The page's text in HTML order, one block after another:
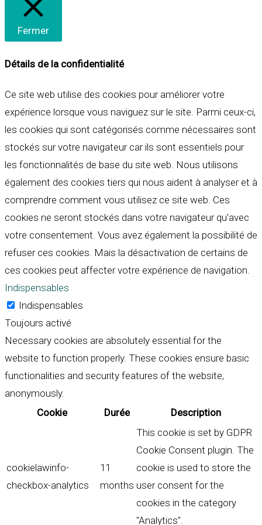
Fermer
Détails de la confidentialité
Ce site web utilise des cookies pour améliorer votre
expérience lorsque vous naviguez sur le site. Parmi ceux-ci,
les cookies qui sont catégorisés comme nécessaires sont
stockés sur votre navigateur car ils sont essentiels pour
les fonctionnalités de base du site web. Nous utilisons
également des cookies tiers qui nous aident à analyser et à
comprendre comment vous utilisez ce site web. Ces
cookies ne seront stockés dans votre navigateur qu'avec
votre consentement. Vous avez également la possibilité de
refuser ces cookies. Mais la désactivation de certains de
ces cookies peut affecter votre expérience de navigation.
Indispensables
Indispensables
Toujours activé
Necessary cookies are absolutely essential for the
website to function properly. These cookies ensure basic
functionalities and security features of the website,
anonymously.
Cookie
Durée Description
cookielawinfo-
checkbox-analytics
11
months
This cookie is set by GDPR
Cookie Consent plugin. The
cookie is used to store the
user consent for the
cookies in the category
"Analytics".